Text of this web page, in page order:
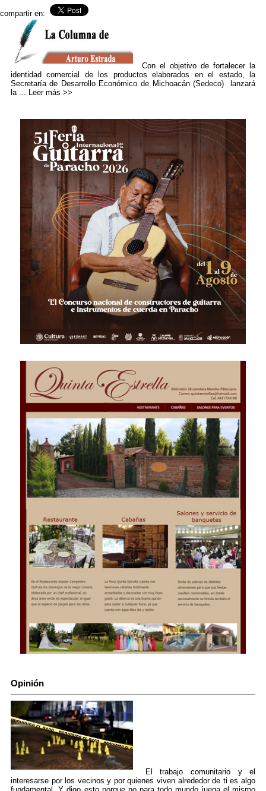
compartir en:
Con el objetivo de fortalecer la
identidad comercial de los productos elaborados en el estado, la
Secretaría de Desarrollo Económico de Michoacán (Sedeco) lanzará
la ... Leer más >>
Opinión
El trabajo comunitario y el
interesarse por los vecinos y por quienes viven alrededor de ti es algo